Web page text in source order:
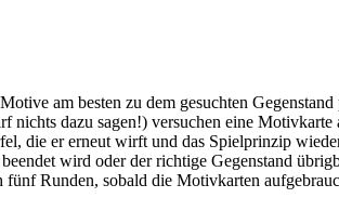
am besten zu dem gesuchten Gegenstand
dazu sagen!) versuchen eine Motivkarte
die er erneut wirft und das Spielprinzip
wird oder der richtige Gegenstand
fünf Runden, sobald die Motivkarten